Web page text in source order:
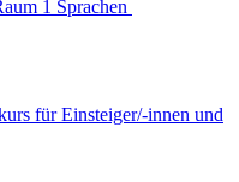
1 Sprachen
für Einsteiger/-innen und